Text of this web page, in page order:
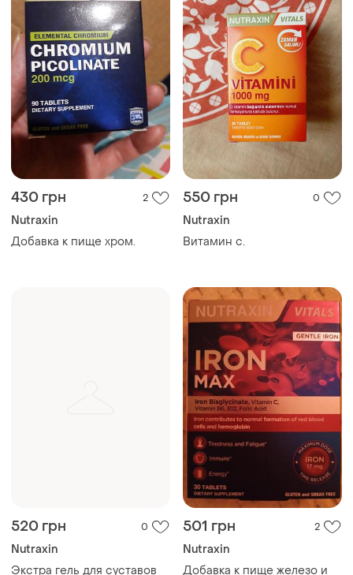
430 грн 2
Nutraxin
Добавка к пище хром.
550 грн 0
Nutraxin
Витамин с.
520 грн 0
Nutraxin
Экстра гель для суставов
501 грн 2
Nutraxin
Добавка к пище железо и